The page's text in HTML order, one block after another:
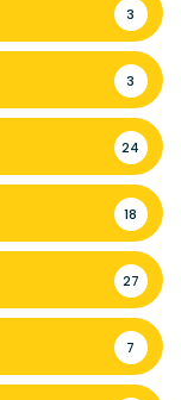
3
3
24
18
27
7